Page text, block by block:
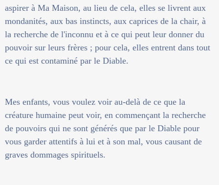
aspirer à Ma Maison, au lieu de cela, elles se livrent aux
mondanités, aux bas instincts, aux caprices de la chair, à
la recherche de l'inconnu et à ce qui peut leur donner du
pouvoir sur leurs frères ; pour cela, elles entrent dans tout
ce qui est contaminé par le Diable.
Mes enfants, vous voulez voir au-delà de ce que la
créature humaine peut voir, en commençant la recherche
de pouvoirs qui ne sont générés que par le Diable pour
vous garder attentifs à lui et à son mal, vous causant de
graves dommages spirituels.